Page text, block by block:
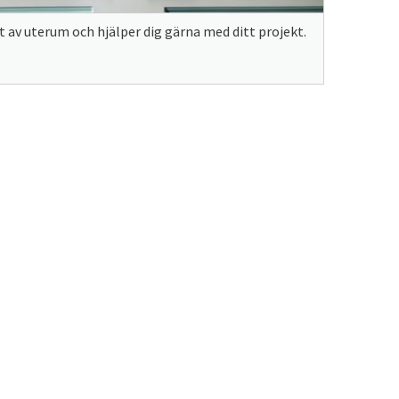
uterum och hjälper dig gärna med ditt projekt.